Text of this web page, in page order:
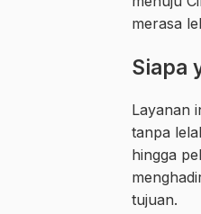
merasa
Siapa
Layanan
tanpa
hingga
tujuan.